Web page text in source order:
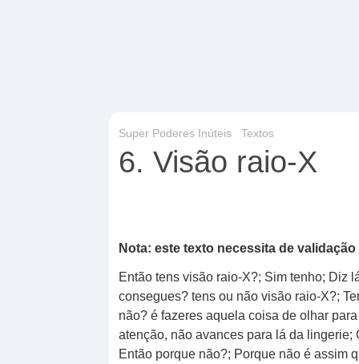
Super Poderes Inúteis Textos
6. Visão raio-X
Nota: este texto necessita de
Então tens visão raio-X?; Sim tenho; Diz
consegues? tens ou não visão raio-X?;
não? é fazeres aquela coisa de olhar
atenção, não avances para lá da
Então porque não?; Porque não é assim